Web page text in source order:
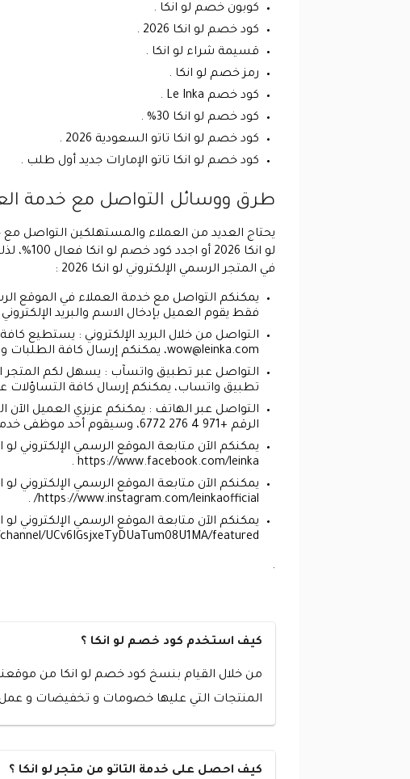
كوبون خصم لو انكا .
كود خصم لو انكا 2026 .
قسيمة شراء لو انكا .
رمز خصم لو انكا .
كود خصم Le Inka .
كود خصم لو انكا 30% .
كود خصم لو انكا تاتو السعودية 2026 .
كود خصم لو انكا تاتو الإمارات جديد أول طلب .
طرق ووسائل التواصل مع خدمة
يحتاج العديد من العملاء والمستهلكين التواصل
لو
في المتجر الرسمي الإلكتروني لو انكا 2026 :
فقط يقوم العميل بإدخال الاسم والبريد
التواصل من خلال البريد الإلكتروني : يستطيع كافة
wow@leinka.com، يمكنكم إرسال كافة الطلبات
التواصل عبر تطبيق واتسآب : يسهل لكم المتجر
تطبيق واتساب، يمكنكم إرسال كافة التساؤلات عبر هذا الرقم
التواصل عبر الهاتف : يمكنكم عزيزي العميل
الرقم +971 4 276 6772، وسيقوم أحد موظفى خدمة العملاء بمتجر لو انكا الاستجابة والرد على كافة الاتصالات من مختلف العملاء .
يمكنكم الآن متابعة الموقع الرسمي الإلكتروني
https://www.facebook.com/leinka .
يمكنكم الآن متابعة الموقع الرسمي الإلكتروني
https://www.instagram.com/leinkaofficial/ .
يمكنكم الآن متابعة الموقع الرسمي الإلكتروني
UCv6IGsjxeTyDUaTum08U1MA/featured .
.
كيف استخدم كود خصم لو انكا ؟
من خلال القيام بنسخ كود خصم لو انكا من موقعنا
المنتجات التي عليها خصومات و تخفيضات و
كيف احصل على خدمة التاتو من متجر لو انكا ؟